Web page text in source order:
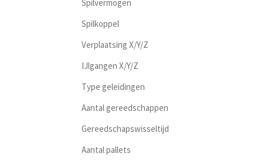
Spilvermogen
Spilkoppel
Verplaatsing X/Y/Z
IJlgangen X/Y/Z
Type geleidingen
Aantal gereedschappen
Gereedschapswisseltijd
Aantal pallets